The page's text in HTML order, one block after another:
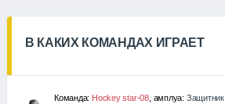
В КАКИХ КОМАНДАХ ИГРАЕТ
Команда: Hockey star-08, амплуа: Защитник